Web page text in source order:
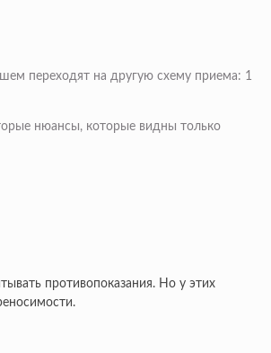
переходят на другую схему приема: 1
нюансы, которые видны только
противопоказания. Но у этих